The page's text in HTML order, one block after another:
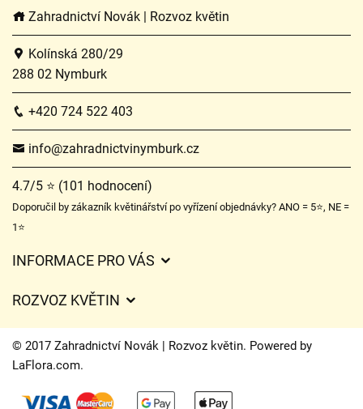
Zahradnictví Novák | Rozvoz květin
Kolínská 280/29
288 02 Nymburk
+420 724 522 403
info@zahradnictvinymburk.cz
4.7/5 ⭐ (101 hodnocení)
Doporučil by zákazník květinářství po vyřízení objednávky? ANO = 5⭐, NE =
1⭐
INFORMACE PRO VÁS
Často kladené dotazy
O nás
Časy doručení květin – přehled možností
ROZVOZ KVĚTIN
Ceny za doručení
Kam doručujeme květiny
© 2017 Zahradnictví Novák | Rozvoz květin. Powered by
LaFlora.com.